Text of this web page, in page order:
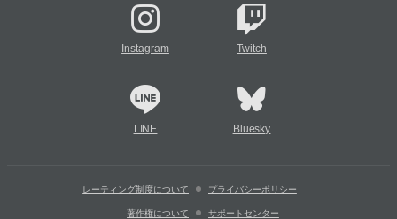
Instagram Twitch
LINE Bluesky
レーティング制度について プライバシーポリシー
著作権について サポートセンター